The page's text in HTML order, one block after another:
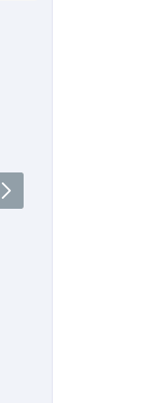
очень довольна!
Водитель водит очень
плавно и аккуратно,
Next